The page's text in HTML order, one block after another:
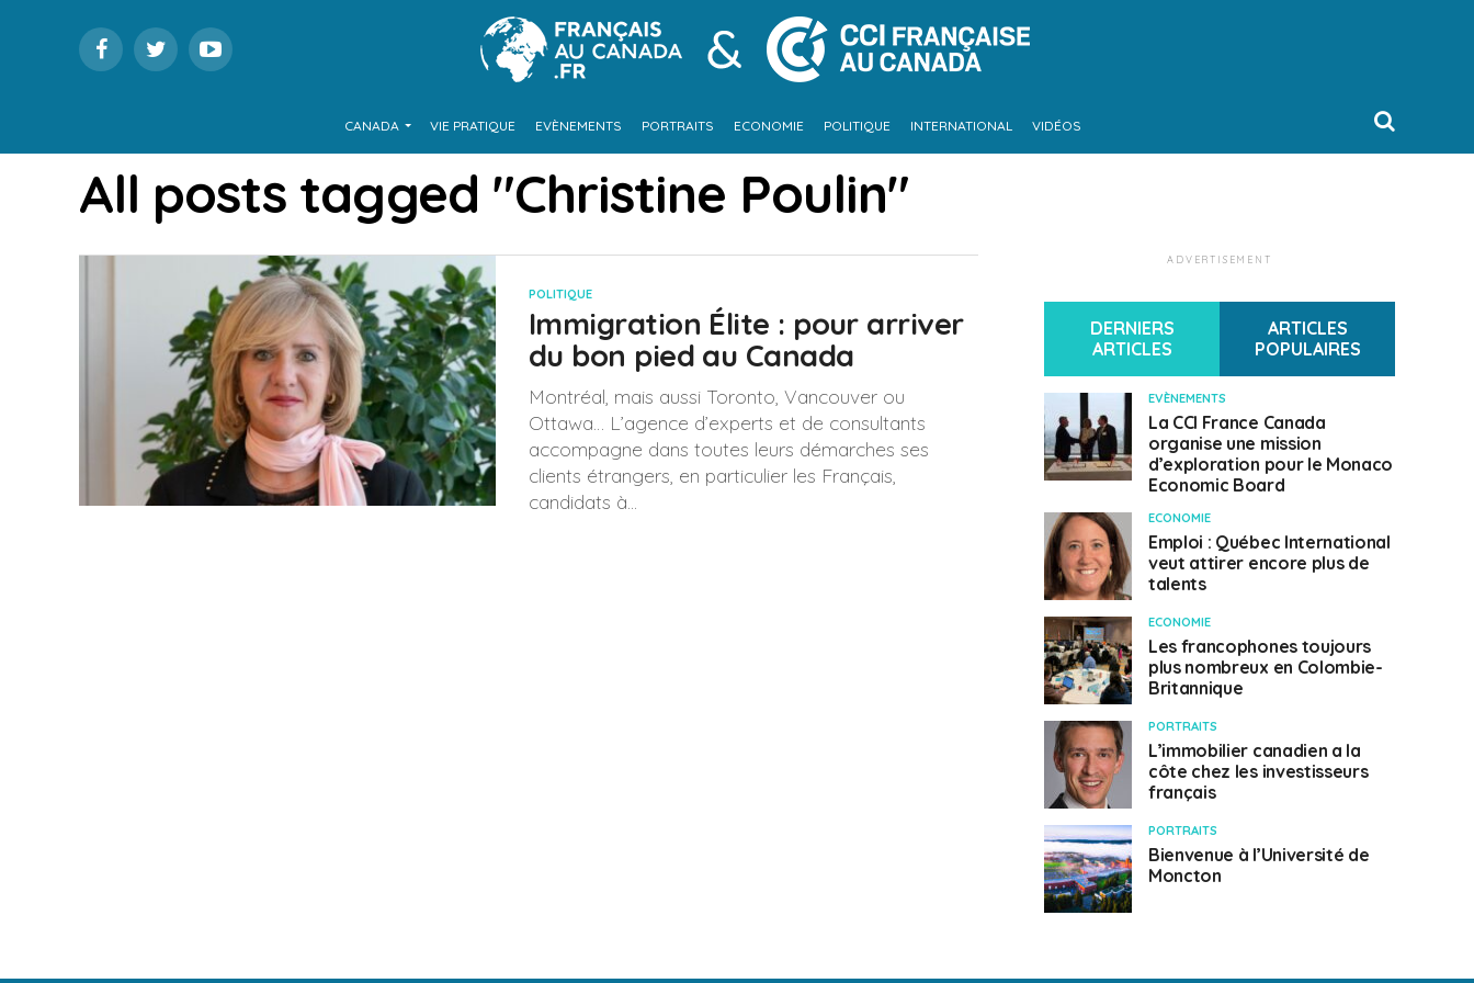
CANADA VIE PRATIQUE EVÈNEMENTS PORTRAITS ECONOMIE POLITIQUE INTERNATIONAL VIDÉOS
All posts tagged "Christine Poulin"
POLITIQUE
Immigration Élite : pour arriver
du bon pied au Canada
Montréal, mais aussi Toronto, Vancouver ou
Ottawa… L’agence d’experts et de consultants
accompagne dans toutes leurs démarches ses
clients étrangers, en particulier les Français,
candidats à...
ADVERTISEMENT
DERNIERS
ARTICLES
ARTICLES
POPULAIRES
EVÈNEMENTS
La CCI France Canada
organise une mission
d’exploration pour le Monaco
Economic Board
ECONOMIE
Emploi : Québec International
veut attirer encore plus de
talents
ECONOMIE
Les francophones toujours
plus nombreux en Colombie-
Britannique
PORTRAITS
L’immobilier canadien a la
côte chez les investisseurs
français
PORTRAITS
Bienvenue à l’Université de
Moncton